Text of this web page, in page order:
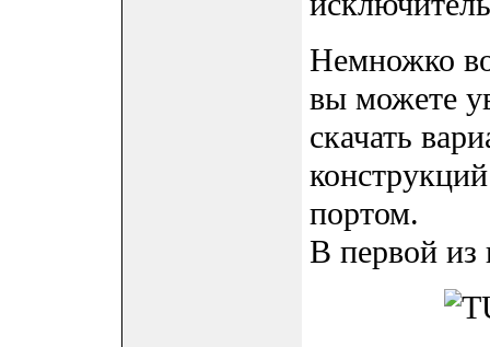
Немножко
вы можете
скачать
портом.
В первой из